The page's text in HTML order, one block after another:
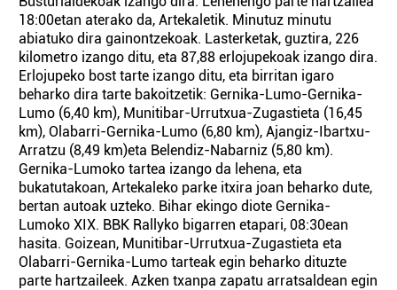
18:00etan aterako da, Artekaletik. Minutuz minutu
abiatuko dira gainontzekoak. Lasterketak, guztira, 226
kilometro izango ditu, eta 87,88 erlojupekoak izango dira.
Erlojupeko bost tarte izango ditu, eta birritan igaro
beharko dira tarte bakoitzetik: Gernika-Lumo-Gernika-
Lumo (6,40 km), Munitibar-Urrutxua-Zugastieta (16,45
km), Olabarri-Gernika-Lumo (6,80 km), Ajangiz-Ibartxu-
Arratzu (8,49 km)eta Belendiz-Nabarniz (5,80 km).
Gernika-Lumoko tartea izango da lehena, eta
bukatutakoan, Artekaleko parke itxira joan beharko dute,
bertan autoak uzteko. Bihar ekingo diote Gernika-
Lumoko XIX. BBK Rallyko bigarren etapari, 08:30ean
hasita. Goizean, Munitibar-Urrutxua-Zugastieta eta
Olabarri-Gernika-Lumo tarteak egin beharko dituzte
parte hartzaileek. Azken txanpa zapatu arratsaldean egin